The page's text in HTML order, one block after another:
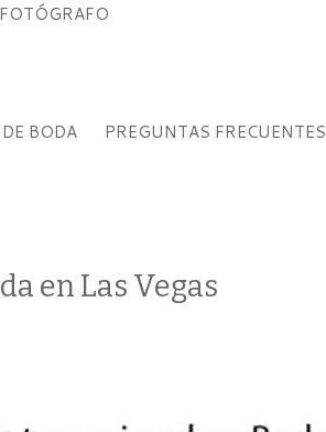
BODA PREGUNTAS FRECUENTES
en Las Vegas